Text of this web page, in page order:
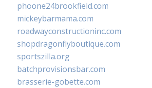
phoone24brookfield.com
mickeybarmama.com
roadwayconstructioninc.com
shopdragonflyboutique.com
sportszilla.org
batchprovisionsbar.com
brasserie-gobette.com